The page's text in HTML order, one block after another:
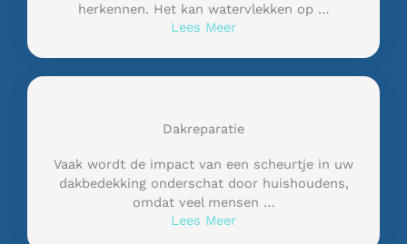
herkennen. Het kan watervlekken op …
Lees Meer
Dakreparatie
Vaak wordt de impact van een scheurtje in uw
dakbedekking onderschat door huishoudens,
omdat veel mensen …
Lees Meer